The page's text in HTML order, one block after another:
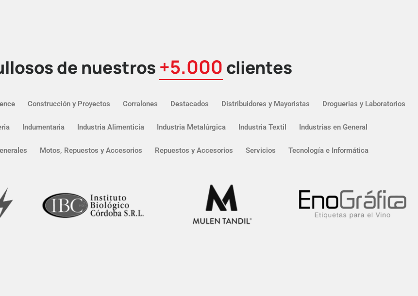
de nuestros +5.000 clientes
Construcción y Proyectos Corralones Destacados Distribuidores y Mayoristas Droguerias y Laboratorios
Indumentaria Industria Alimenticia Industria Metalúrgica Industria Textil Industrias en General
Motos, Repuestos y Accesorios Repuestos y Accesorios Servicios Tecnología e Informática